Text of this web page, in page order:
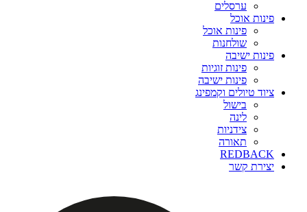
ערסלים
פינות אוכל
פינות אוכל
שולחנות
פינות ישיבה
פינות זוגיות
פינות ישיבה
ציוד טיולים וקמפינג
בישול
לינה
צידניות
תאורה
REDBACK
יצירת קשר